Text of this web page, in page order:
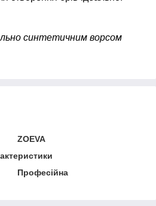
синтетичним ворсом
ZOEVA
Професійна